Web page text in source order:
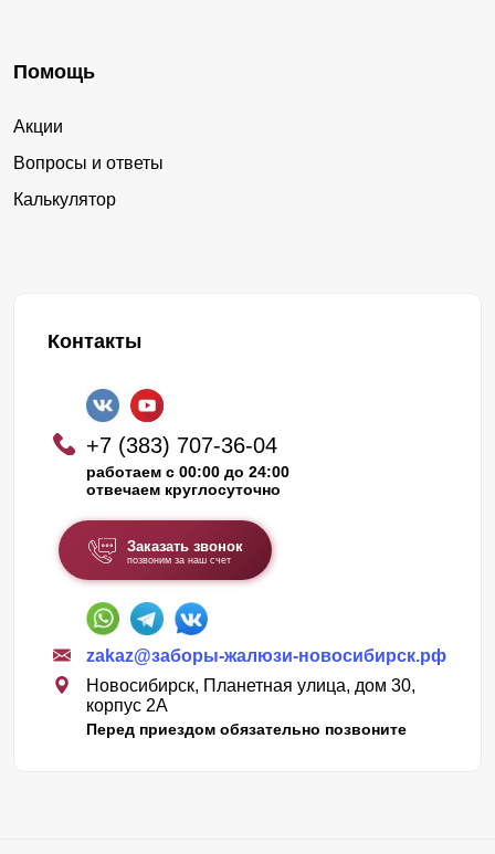
Помощь
Акции
Вопросы и ответы
Калькулятор
Контакты
+7 (383) 707-36-04
работаем с 00:00 до 24:00
отвечаем круглосуточно
Заказать звонок
позвоним за наш счет
zakaz@заборы-жалюзи-новосибирск.рф
Новосибирск, Планетная улица, дом 30,
корпус 2А
Перед приездом обязательно позвоните